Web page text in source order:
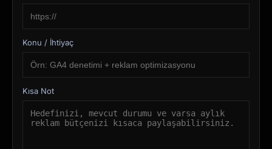
Konu / İhtiyaç
Kısa Not